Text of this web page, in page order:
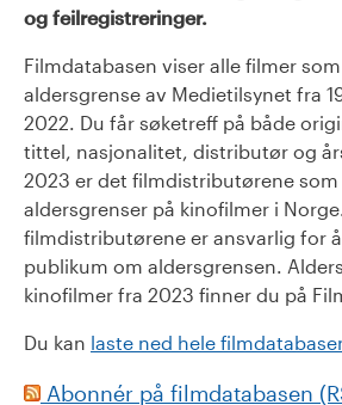
og feilregistreringer.
Filmdatabasen viser alle filmer
aldersgrense av Medietilsynet fra
2022. Du får søketreff på både
tittel, nasjonalitet, distributør og
2023 er det filmdistributørene
aldersgrenser på kinofilmer i
filmdistributørene er ansvarlig for
publikum om aldersgrensen.
kinofilmer fra 2023 finner du på
Du kan laste ned hele
Abonnér på filmdatabasen